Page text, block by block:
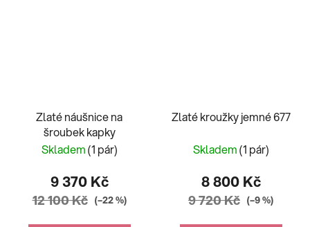
Zlaté náušnice na
šroubek kapky
Skladem(1 pár)
9 370 Kč
12 100 Kč (–22 %)
Zlaté kroužky jemné 677
Skladem(1 pár)
8 800 Kč
9 720 Kč (–9 %)